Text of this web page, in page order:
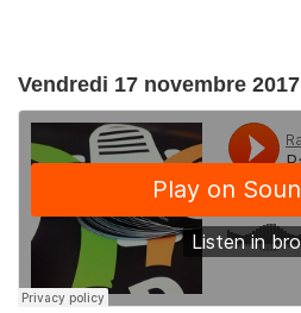
Vendredi 17 novembre 2017